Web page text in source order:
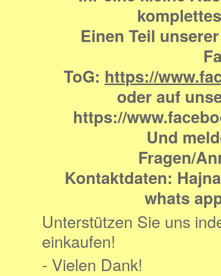
Einen Teil
ToG: https://
oder auf
https://
Und
Fragen/
Kontaktdaten:
whats
Unterstützen Sie uns
einkaufen!
- Vielen Dank!